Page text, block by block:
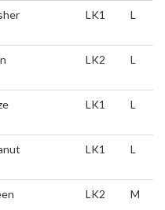
LK1 L
LK2 L
LK1 L
LK1 L
LK2 M